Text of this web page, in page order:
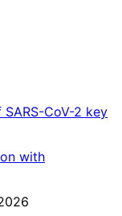
CoV-2 key
with